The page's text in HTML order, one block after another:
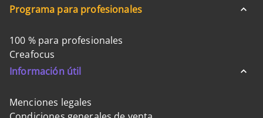
Programa para profesionales
100 % para profesionales
Creafocus
Información útil
Menciones legales